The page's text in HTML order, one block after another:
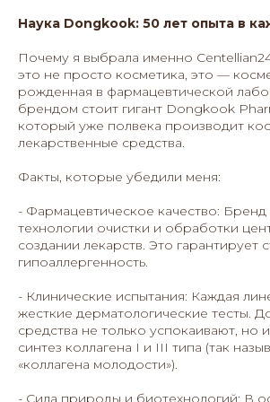
Наука Dongkook: 50 лет опыта в
Почему я выбрала именно
это не просто косметика, это —
рожденная в фармацевтической
брендом стоит гигант Dongkook
который уже полвека производит
лекарственные средства.
Факты, которые убедили меня:
- Фармацевтическое качество: Бренд
технологии очистки и обработки
создании лекарств. Это гарантирует
гипоаллергенность.
- Клинические испытания: Каждая
жесткие дерматологические тесты.
средства не только успокаивают, но
синтез коллагена I и III типа (так
«коллагена молодости»).
- Сила природы и биотехнологий: В